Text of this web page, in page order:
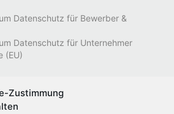
Zustimmung
Datenschutz für Bewerber &
Datenschutz für Unternehmer
(EU)